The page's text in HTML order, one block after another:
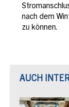
nach dem
zu können.
AUCH